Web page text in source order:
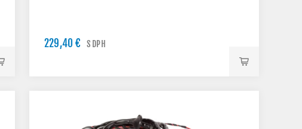
229,40 € S DPH